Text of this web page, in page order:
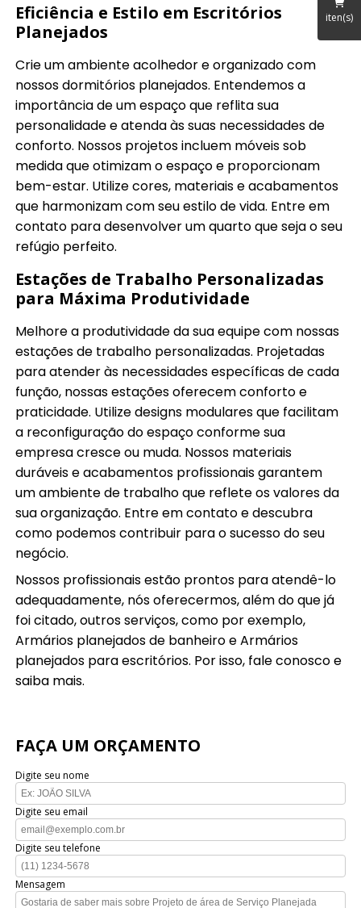
iten(s)
Eficiência e Estilo em Escritórios
Planejados
Crie um ambiente acolhedor e organizado com
nossos dormitórios planejados. Entendemos a
importância de um espaço que reflita sua
personalidade e atenda às suas necessidades de
conforto. Nossos projetos incluem móveis sob
medida que otimizam o espaço e proporcionam
bem-estar. Utilize cores, materiais e acabamentos
que harmonizam com seu estilo de vida. Entre em
contato para desenvolver um quarto que seja o seu
refúgio perfeito.
Estações de Trabalho Personalizadas
para Máxima Produtividade
Melhore a produtividade da sua equipe com nossas
estações de trabalho personalizadas. Projetadas
para atender às necessidades específicas de cada
função, nossas estações oferecem conforto e
praticidade. Utilize designs modulares que facilitam
a reconfiguração do espaço conforme sua
empresa cresce ou muda. Nossos materiais
duráveis e acabamentos profissionais garantem
um ambiente de trabalho que reflete os valores da
sua organização. Entre em contato e descubra
como podemos contribuir para o sucesso do seu
negócio.
Nossos profissionais estão prontos para atendê-lo
adequadamente, nós oferecermos, além do que já
foi citado, outros serviços, como por exemplo,
Armários planejados de banheiro e Armários
planejados para escritórios. Por isso, fale conosco e
saiba mais.
FAÇA UM ORÇAMENTO
Digite seu nome
Digite seu email
Digite seu telefone
Mensagem